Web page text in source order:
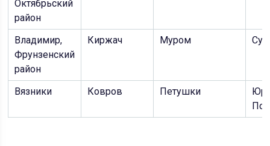
Октябрьский
район
Владимир,
Фрунзенский
район
Киржач Муром
Вязники Ковров Петушки